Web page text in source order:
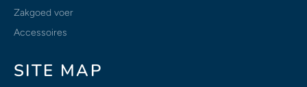
Zakgoed voer
Accessoires
SITE MAP